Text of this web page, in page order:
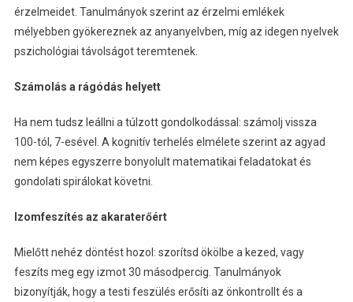
érzelmeidet. Tanulmányok szerint az érzelmi emlékek
mélyebben gyökereznek az anyanyelvben, míg az idegen nyelvek
pszichológiai távolságot teremtenek.
Számolás a rágódás helyett
Ha nem tudsz leállni a túlzott gondolkodással: számolj vissza
100-tól, 7-esével. A kognitív terhelés elmélete szerint az agyad
nem képes egyszerre bonyolult matematikai feladatokat és
gondolati spirálokat követni.
Izomfeszítés az akaraterőért
Mielőtt nehéz döntést hozol: szorítsd ökölbe a kezed, vagy
feszíts meg egy izmot 30 másodpercig. Tanulmányok
bizonyítják, hogy a testi feszülés erősíti az önkontrollt és a